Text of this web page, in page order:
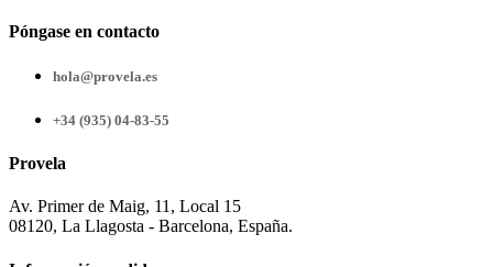
Póngase en contacto
hola@provela.es
+34 (935) 04-83-55
Provela
Av. Primer de Maig, 11, Local 15
08120, La Llagosta - Barcelona, España.